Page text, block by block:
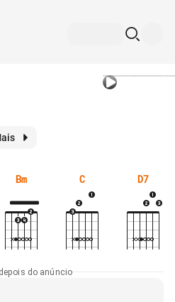
Bm C D7
do anúncio